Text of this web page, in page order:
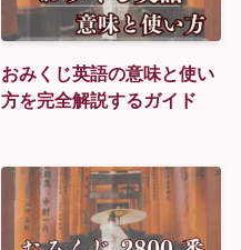
おみくじ英語の意味と使い
方を完全解説するガイド